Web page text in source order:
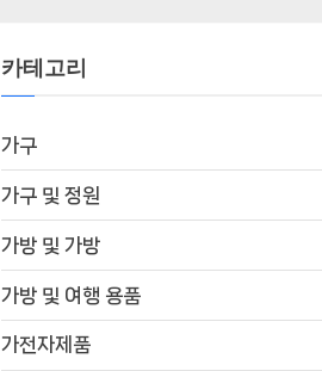
카테고리
가구
가구 및 정원
가방 및 가방
가방 및 여행 용품
가전자제품